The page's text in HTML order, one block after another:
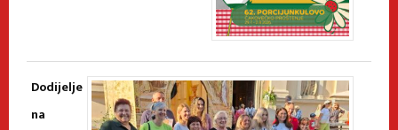
Dodijelje
na